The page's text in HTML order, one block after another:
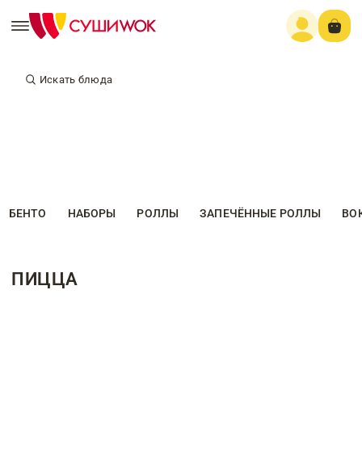
Искать блюда
БЕНТО НАБОРЫ РОЛЛЫ ЗАПЕЧЁННЫЕ РОЛЛЫ
ПИЦЦА